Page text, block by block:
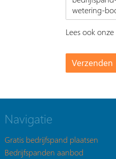
Lees ook onze
Navigatie
Gratis bedrijfspand plaatsen
Bedrijfspanden aanbod